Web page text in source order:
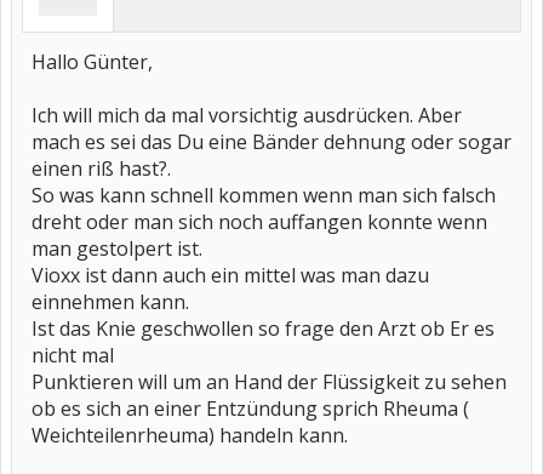
Hallo Günter,
Ich will mich da mal vorsichtig ausdrücken. Aber
mach es sei das Du eine Bänder dehnung oder sogar
einen riß hast?.
So was kann schnell kommen wenn man sich falsch
dreht oder man sich noch auffangen konnte wenn
man gestolpert ist.
Vioxx ist dann auch ein mittel was man dazu
einnehmen kann.
Ist das Knie geschwollen so frage den Arzt ob Er es
nicht mal
Punktieren will um an Hand der Flüssigkeit zu sehen
ob es sich an einer Entzündung sprich Rheuma (
Weichteilenrheuma) handeln kann.